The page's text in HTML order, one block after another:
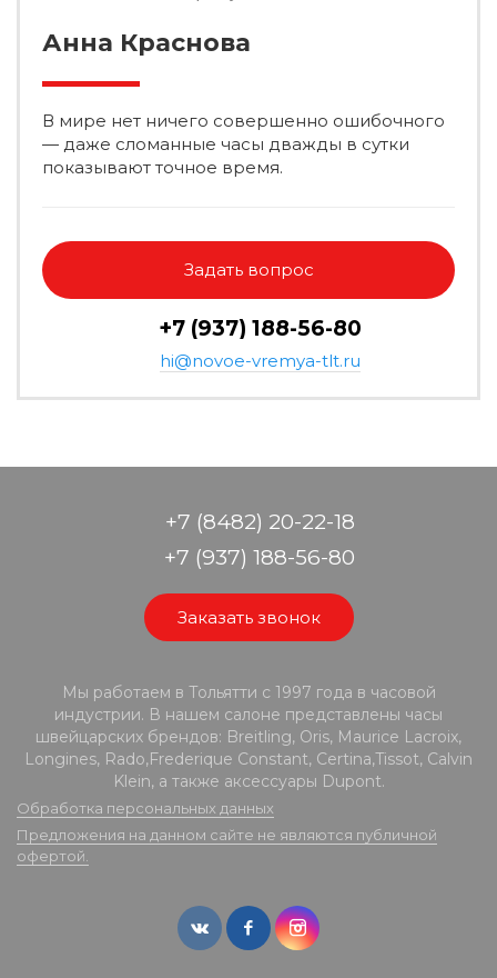
Анна Краснова
В мире нет ничего совершенно ошибочного
— даже сломанные часы дважды в сутки
показывают точное время.
Задать вопрос
+7 (937) 188-56-80
hi@novoe-vremya-tlt.ru
+7 (8482) 20-22-18
+7 (937) 188-56-80
Заказать звонок
Мы работаем в Тольятти с 1997 года в часовой
индустрии. В нашем салоне представлены часы
швейцарских брендов: Breitling, Oris, Maurice Lacroix,
Longines, Rado,Frederique Constant, Certina,Tissot, Calvin
Klein, а также аксессуары Dupont.
Обработка персональных данных
Предложения на данном сайте не являются публичной
офертой.